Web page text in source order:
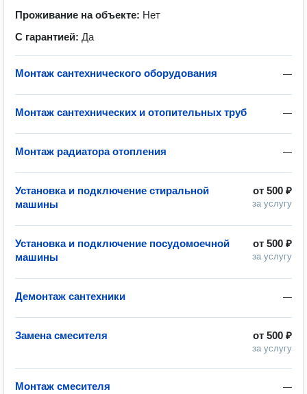
Проживание на объекте: Нет
С гарантией: Да
—
Монтаж сантехнического оборудования
—
Монтаж сантехнических и отопительных труб
—
Монтаж радиатора отопления
от 500 ₽
за услугу
Установка и подключение стиральной
машины
от 500 ₽
за услугу
Установка и подключение посудомоечной
машины
—
Демонтаж сантехники
от 500 ₽
за услугу
Замена смесителя
—
Монтаж смесителя